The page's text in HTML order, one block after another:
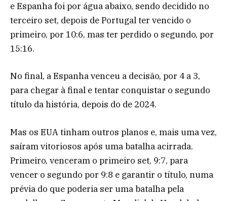
e Espanha foi por água abaixo, sendo decidido no
terceiro set, depois de Portugal ter vencido o
primeiro, por 10:6, mas ter perdido o segundo, por
15:16.
No final, a Espanha venceu a decisão, por 4 a 3,
para chegar à final e tentar conquistar o segundo
título da história, depois do de 2024.
Mas os EUA tinham outros planos e, mais uma vez,
saíram vitoriosos após uma batalha acirrada.
Primeiro, venceram o primeiro set, 9:7, para
vencer o segundo por 9:8 e garantir o título, numa
prévia do que poderia ser uma batalha pela